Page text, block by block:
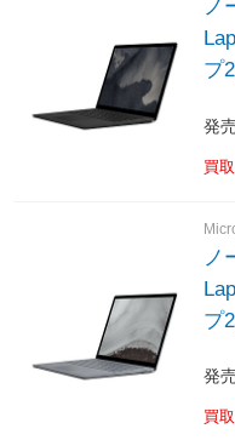
ノ
プ
/メ
発
買
ノ
プ
/メ
発
買